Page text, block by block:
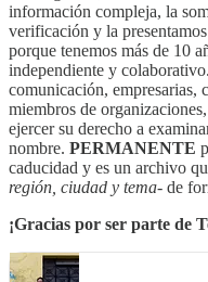
información compleja, la
verificación y la
porque tenemos más de 10
independiente y colaborativo.
comunicación, empresarias,
miembros de
ejercer su derecho a
nombre. PERMANENTE
caducidad y es un archivo
región, ciudad y tema- de
¡Gracias por ser parte de